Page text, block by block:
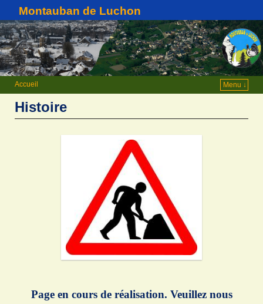
Montauban de Luchon
Accueil Menu ↓
Histoire
Page en cours de réalisation. Veuillez nous